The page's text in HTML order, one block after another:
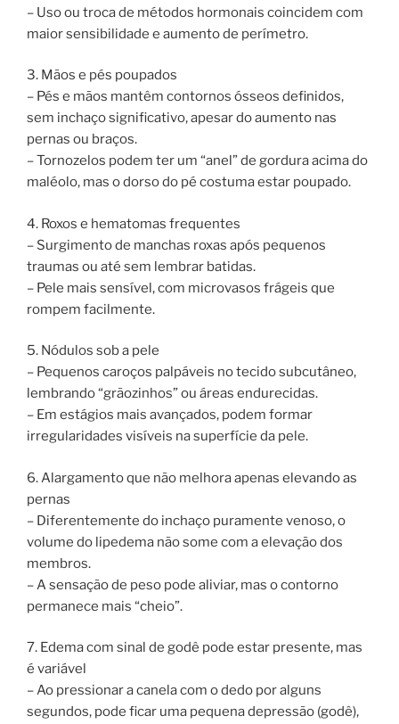
– Uso ou troca de métodos hormonais coincidem com
maior sensibilidade e aumento de perímetro.
3. Mãos e pés poupados
– Pés e mãos mantêm contornos ósseos definidos,
sem inchaço significativo, apesar do aumento nas
pernas ou braços.
– Tornozelos podem ter um “anel” de gordura acima do
maléolo, mas o dorso do pé costuma estar poupado.
4. Roxos e hematomas frequentes
– Surgimento de manchas roxas após pequenos
traumas ou até sem lembrar batidas.
– Pele mais sensível, com microvasos frágeis que
rompem facilmente.
5. Nódulos sob a pele
– Pequenos caroços palpáveis no tecido subcutâneo,
lembrando “grãozinhos” ou áreas endurecidas.
– Em estágios mais avançados, podem formar
irregularidades visíveis na superfície da pele.
6. Alargamento que não melhora apenas elevando as
pernas
– Diferentemente do inchaço puramente venoso, o
volume do lipedema não some com a elevação dos
membros.
– A sensação de peso pode aliviar, mas o contorno
permanece mais “cheio”.
7. Edema com sinal de godê pode estar presente, mas
é variável
– Ao pressionar a canela com o dedo por alguns
segundos, pode ficar uma pequena depressão (godê),